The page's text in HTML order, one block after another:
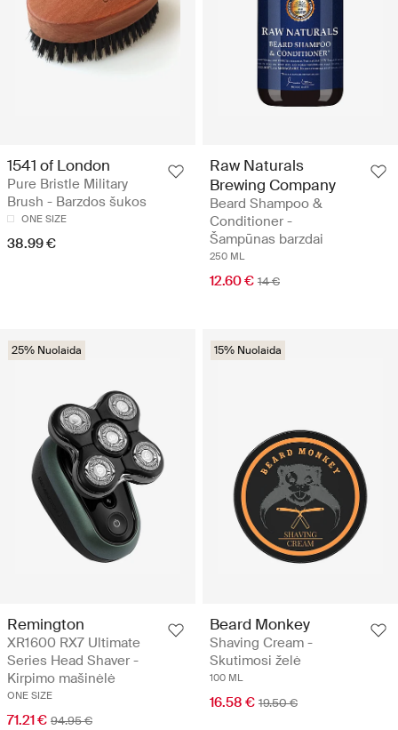
1541 of London
Pure Bristle Military
Brush - Barzdos šukos
ONE SIZE
38.99 €
Raw Naturals
Brewing Company
Beard Shampoo &
Conditioner -
Šampūnas barzdai
250 ML
12.60 € 14 €
25% Nuolaida
Remington
XR1600 RX7 Ultimate
Series Head Shaver -
Kirpimo mašinėlė
ONE SIZE
71.21 € 94.95 €
15% Nuolaida
Beard Monkey
Shaving Cream -
Skutimosi želė
100 ML
16.58 € 19.50 €